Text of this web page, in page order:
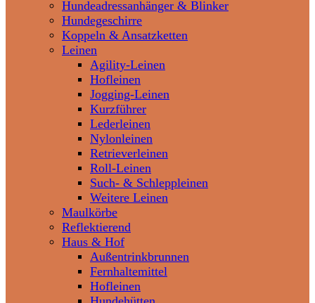
Hundeadressanhänger & Blinker
Hundegeschirre
Koppeln & Ansatzketten
Leinen
Agility-Leinen
Hofleinen
Jogging-Leinen
Kurzführer
Lederleinen
Nylonleinen
Retrieverleinen
Roll-Leinen
Such- & Schleppleinen
Weitere Leinen
Maulkörbe
Reflektierend
Haus & Hof
Außentrinkbrunnen
Fernhaltemittel
Hofleinen